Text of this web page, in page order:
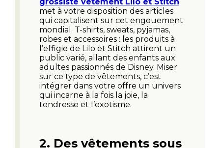
grossiste vêtement Lilo et Stitch
met à votre disposition des articles
qui capitalisent sur cet engouement
mondial. T-shirts, sweats, pyjamas,
robes et accessoires : les produits à
l’effigie de Lilo et Stitch attirent un
public varié, allant des enfants aux
adultes passionnés de Disney. Miser
sur ce type de vêtements, c’est
intégrer dans votre offre un univers
qui incarne à la fois la joie, la
tendresse et l’exotisme.
2. Des vêtements sous